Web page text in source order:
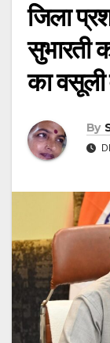
जिला
सुभारती
का वसूली
By